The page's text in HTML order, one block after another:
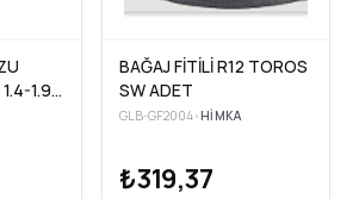
1.9
BAĞAJ FİTİLİ R12 TOROS
SW ADET
GLB-GF2004•HIMKA
₺319,37